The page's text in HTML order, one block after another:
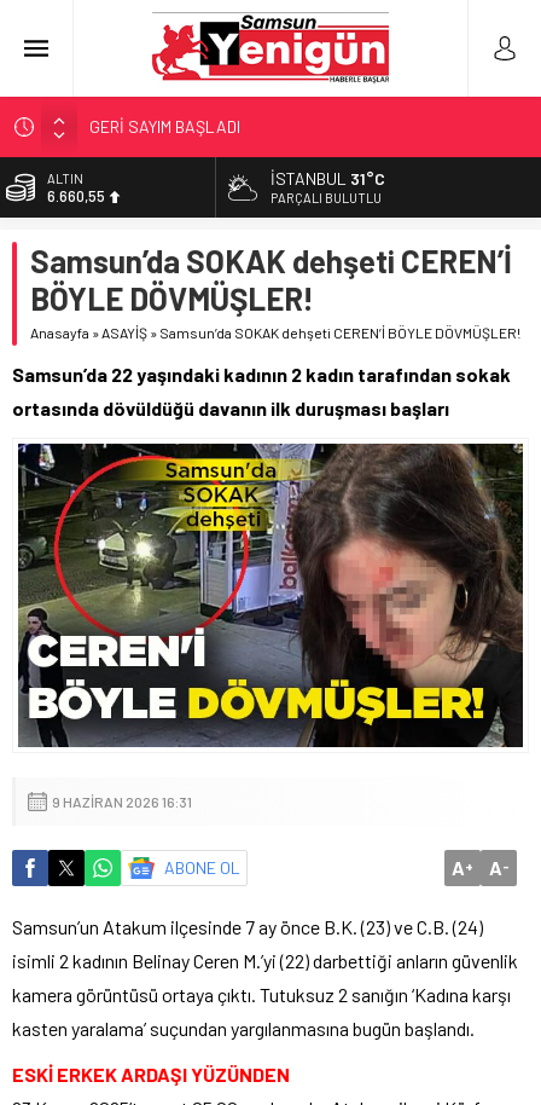
GERİ SAYIM BAŞLADI
SAMSUNSPOR’DA HEDEF 5’İNCİLİK!
‘BAFRA’YA YATIRIM YAPIN!’
YÖNETİCİ SEÇERKEN YAPILAN EN BÜYÜK HATALAR
ALTIN
6.660,55
13.779,39
DOLAR
47,7111
55,1881
İSTANBUL 31°C
PARÇALI BULUTLU
Samsun’da SOKAK dehşeti CEREN’İ
BÖYLE DÖVMÜŞLER!
Anasayfa »ASAYİŞ » Samsun’da SOKAK dehşeti CEREN’İ BÖYLE DÖVMÜŞLER!
Samsun’da 22 yaşındaki kadının 2 kadın tarafından sokak
ortasında dövüldüğü davanın ilk duruşması başları
9 HAZIRAN 2026 16:31
ABONE OL A+ A-
Samsun’un Atakum ilçesinde 7 ay önce B.K. (23) ve C.B. (24)
isimli 2 kadının Belinay Ceren M.’yi (22) darbettiği anların güvenlik
kamera görüntüsü ortaya çıktı. Tutuksuz 2 sanığın ‘Kadına karşı
kasten yaralama’ suçundan yargılanmasına bugün başlandı.
ESKİ ERKEK ARDAŞI YÜZÜNDEN